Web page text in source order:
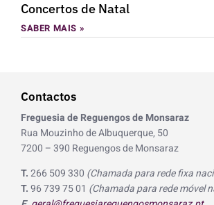
Concertos de Natal
SABER MAIS »
Contactos
Freguesia de Reguengos de Monsaraz
Rua Mouzinho de Albuquerque, 50
7200 – 390 Reguengos de Monsaraz
T.266 509 330 (Chamada para rede fixa
T.96 739 75 01 (Chamada para rede móvel